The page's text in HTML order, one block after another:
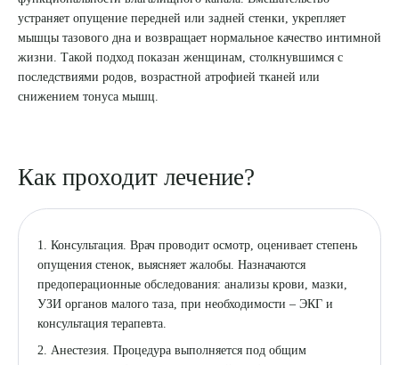
8 (863) 309-05-06
ЗАКАЗАТЬ ЗВОНОК
устраняет опущение передней или задней стенки, укрепляет
мышцы тазового дна и возвращает нормальное качество интимной
жизни. Такой подход показан женщинам, столкнувшимся с
последствиями родов, возрастной атрофией тканей или
снижением тонуса мышц.
Как проходит лечение?
1. Консультация. Врач проводит осмотр, оценивает степень
опущения стенок, выясняет жалобы. Назначаются
предоперационные обследования: анализы крови, мазки,
УЗИ органов малого таза, при необходимости – ЭКГ и
консультация терапевта.
2. Анестезия. Процедура выполняется под общим